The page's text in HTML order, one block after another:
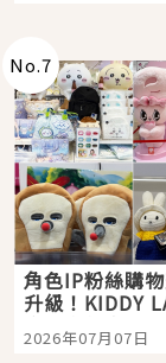
No.7
角色IP粉絲購
升級！KIDDY
宿店吉伊卡哇迎
開幕
2026年07月07日